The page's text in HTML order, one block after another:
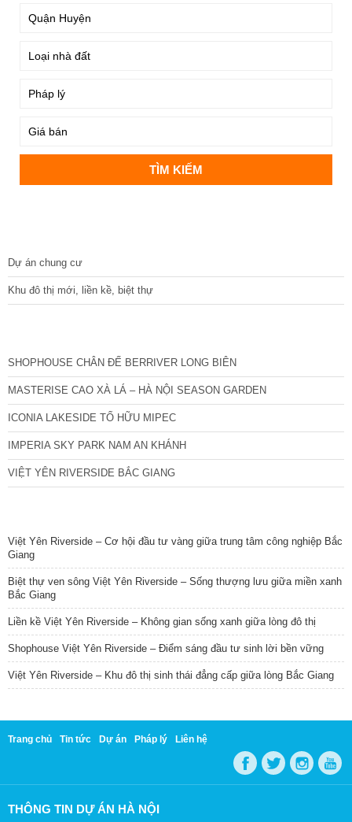
Dự án chung cư
Khu đô thị mới, liền kề, biệt thự
SHOPHOUSE CHÂN ĐẾ BERRIVER LONG BIÊN
MASTERISE CAO XÀ LÁ – HÀ NỘI SEASON GARDEN
ICONIA LAKESIDE TỐ HỮU MIPEC
IMPERIA SKY PARK NAM AN KHÁNH
VIỆT YÊN RIVERSIDE BẮC GIANG
Việt Yên Riverside – Cơ hội đầu tư vàng giữa trung tâm công nghiệp Bắc
Giang
Biệt thự ven sông Việt Yên Riverside – Sống thượng lưu giữa miền xanh
Bắc Giang
Liền kề Việt Yên Riverside – Không gian sống xanh giữa lòng đô thị
Shophouse Việt Yên Riverside – Điểm sáng đầu tư sinh lời bền vững
Việt Yên Riverside – Khu đô thị sinh thái đẳng cấp giữa lòng Bắc Giang
Trang chủ Tin tức Dự án Pháp lý Liên hệ
THÔNG TIN DỰ ÁN HÀ NỘI